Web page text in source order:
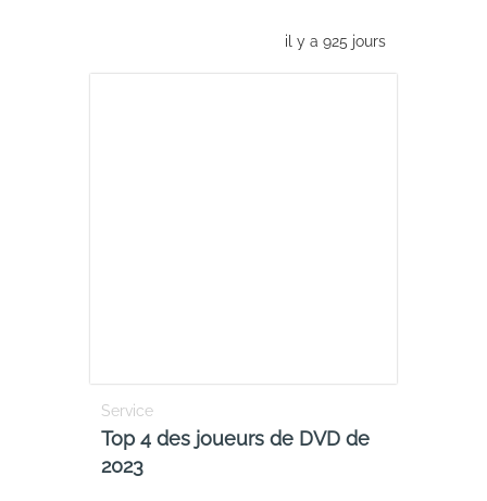
il y a 925 jours
Service
Top 4 des joueurs de DVD de
2023